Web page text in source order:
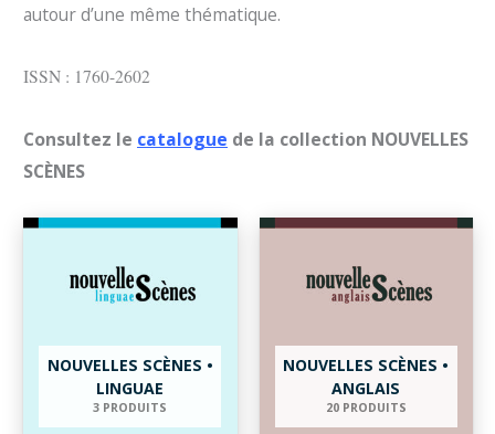
autour d’une même thématique.
ISSN : 1760-2602
Consultez le catalogue de la collection NOUVELLES
SCÈNES
NOUVELLES SCÈNES •
LINGUAE
3 PRODUITS
NOUVELLES SCÈNES •
ANGLAIS
20 PRODUITS